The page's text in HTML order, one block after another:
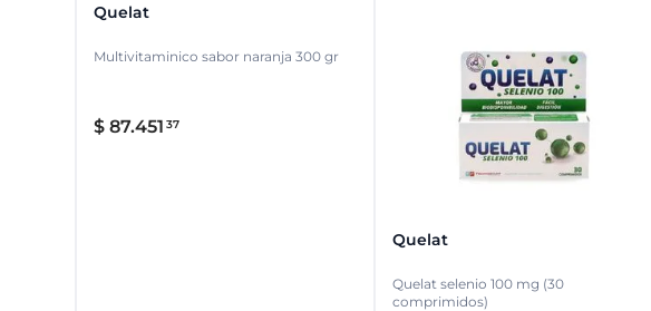
Quelat
Multivitaminico sabor naranja 300 gr
$ 87.451 37
Quelat
Quelat selenio 100 mg (30
comprimidos)